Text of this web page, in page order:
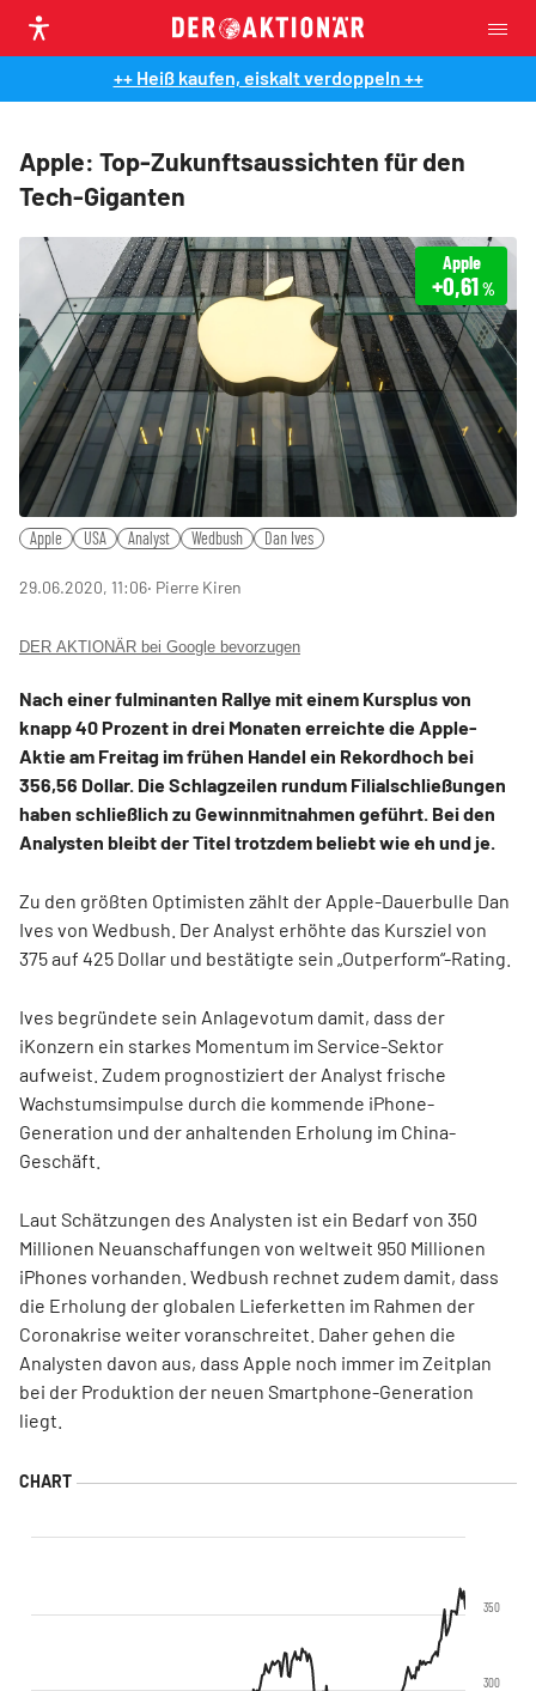
++ Heiß kaufen, eiskalt verdoppeln ++
Apple: Top-Zukunftsaussichten für den
Tech-Giganten
Apple
+0,61%
Apple USA Analyst Wedbush Dan Ives
29.06.2020, 11:06‧ Pierre Kiren
DER AKTIONÄR bei Google bevorzugen
Nach einer fulminanten Rallye mit einem Kursplus von
knapp 40 Prozent in drei Monaten erreichte die Apple-
Aktie am Freitag im frühen Handel ein Rekordhoch bei
356,56 Dollar. Die Schlagzeilen rundum Filialschließungen
haben schließlich zu Gewinnmitnahmen geführt. Bei den
Analysten bleibt der Titel trotzdem beliebt wie eh und je.
Zu den größten Optimisten zählt der Apple-Dauerbulle Dan
Ives von Wedbush. Der Analyst erhöhte das Kursziel von
375 auf 425 Dollar und bestätigte sein „Outperform“-Rating.
Ives begründete sein Anlagevotum damit, dass der
iKonzern ein starkes Momentum im Service-Sektor
aufweist. Zudem prognostiziert der Analyst frische
Wachstumsimpulse durch die kommende iPhone-
Generation und der anhaltenden Erholung im China-
Geschäft.
Laut Schätzungen des Analysten ist ein Bedarf von 350
Millionen Neuanschaffungen von weltweit 950 Millionen
iPhones vorhanden. Wedbush rechnet zudem damit, dass
die Erholung der globalen Lieferketten im Rahmen der
Coronakrise weiter voranschreitet. Daher gehen die
Analysten davon aus, dass Apple noch immer im Zeitplan
bei der Produktion der neuen Smartphone-Generation
liegt.
300
350